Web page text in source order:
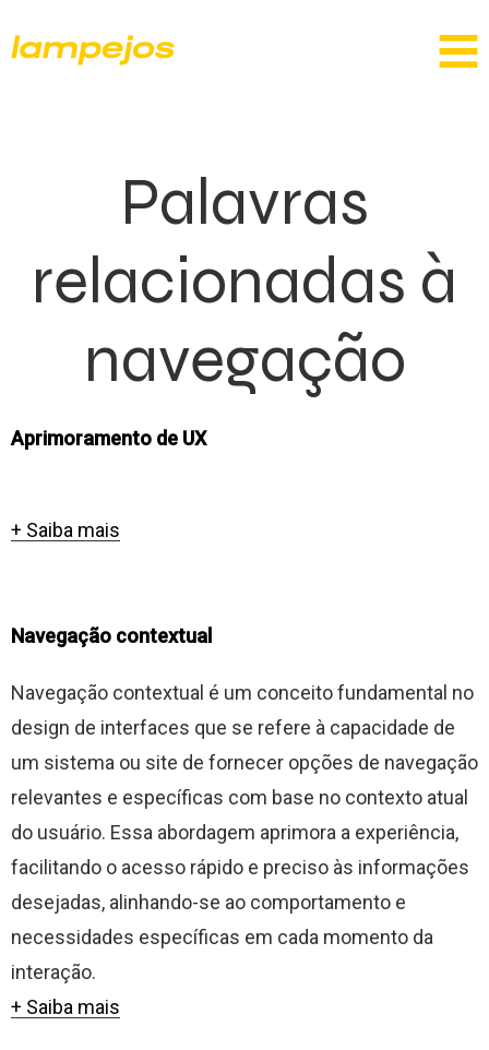
Palavras
relacionadas à
navegação
Aprimoramento de UX
+ Saiba mais
Navegação contextual
Navegação contextual é um conceito fundamental no
design de interfaces que se refere à capacidade de
um sistema ou site de fornecer opções de navegação
relevantes e específicas com base no contexto atual
do usuário. Essa abordagem aprimora a experiência,
facilitando o acesso rápido e preciso às informações
desejadas, alinhando-se ao comportamento e
necessidades específicas em cada momento da
interação.
+ Saiba mais